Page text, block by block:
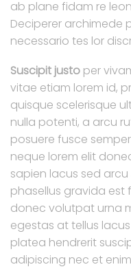
ab plane fidam re
Deciperer archimede
necessario tes lor
Suscipit justo per
vitae etiam lorem id,
quisque scelerisque
nulla potenti, a arcu
posuere fusce
neque lorem elit
sapien lacus sed
phasellus gravida est
donec volutpat urna
egestas at tellus
platea hendrerit
adipiscing nec et